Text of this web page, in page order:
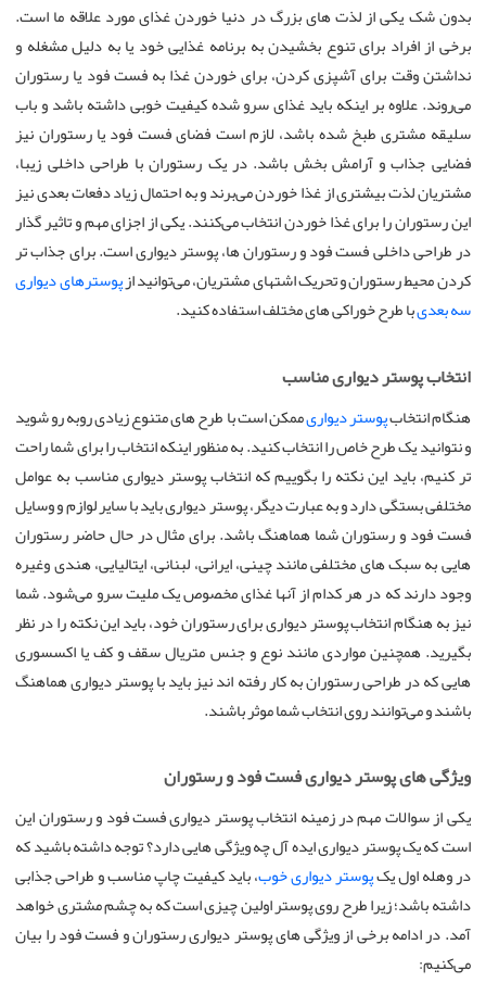
بدون شک یکی از لذت های بزرگ در دنیا خوردن غذای مورد علاقه ما است.
برخی از افراد برای تنوع بخشیدن به برنامه غذایی خود یا به دلیل مشغله و
نداشتن وقت برای آشپزی کردن، برای خوردن غذا به فست فود یا رستوران
می‌روند. علاوه بر اینکه باید غذای سرو شده کیفیت خوبی داشته باشد و باب
سلیقه مشتری طبخ شده باشد، لازم است فضای فست فود یا رستوران نیز
فضایی جذاب و آرامش بخش باشد. در یک رستوران با طراحی داخلی زیبا،
مشتریان لذت بیشتری از غذا خوردن می‌برند و به احتمال زیاد دفعات بعدی نیز
این رستوران را برای غذا خوردن انتخاب می‌کنند. یکی از اجزای مهم و تاثیر گذار
در طراحی داخلی فست فود و رستوران ها، پوستر دیواری است. برای جذاب تر
کردن محیط رستوران و تحریک اشتهای مشتریان، می‌توانید ازپوسترهای دیواری
سه بعدیبا طرح خوراکی های مختلف استفاده کنید.
انتخاب پوستر دیواری مناسب
هنگام انتخابپوستر دیواریممکن است با طرح های متنوع زیادی روبه رو شوید
و نتوانید یک طرح خاص را انتخاب کنید. به منظور اینکه انتخاب را برای شما راحت
تر کنیم، باید این نکته را بگوییم که انتخاب پوستر دیواری مناسب به عوامل
مختلفی بستگی دارد و به عبارت دیگر، پوستر دیواری باید با سایر لوازم و وسایل
فست فود و رستوران شما هماهنگ باشد. برای مثال در حال حاضر رستوران
هایی به سبک های مختلفی مانند چینی، ایرانی، لبنانی، ایتالیایی، هندی وغیره
وجود دارند که در هر کدام از آنها غذای مخصوص یک ملیت سرو می‌شود. شما
نیز به هنگام انتخاب پوستر دیواری برای رستوران خود، باید این نکته را در نظر
بگیرید. همچنین مواردی مانند نوع و جنس متریال سقف و کف یا اکسسوری
هایی که در طراحی رستوران به کار رفته اند نیز باید با پوستر دیواری هماهنگ
باشند و می‌توانند روی انتخاب شما موثر باشند.
ویژگی های پوستر دیواری فست فود و رستوران
یکی از سوالات مهم در زمینه انتخاب پوستر دیواری فست فود و رستوران این
است که یک پوستر دیواری ایده آل چه ویژگی هایی دارد؟ توجه داشته باشید که
در وهله اول یکپوستر دیواری خوب، باید کیفیت چاپ مناسب و طراحی جذابی
داشته باشد؛ زیرا طرح روی پوستر اولین چیزی است که به چشم مشتری خواهد
آمد. در ادامه برخی از ویژگی های پوستر دیواری رستوران و فست فود را بیان
می‌کنیم: